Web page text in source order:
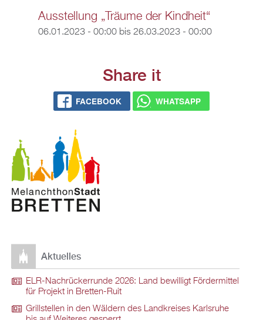
Ausstellung „Träume der Kindheit“
06.01.2023 - 00:00bis 26.03.2023 - 00:00
Share it
FACEBOOK WHATSAPP
Aktuelles
ELR-Nachrückerrunde 2026: Land bewilligt Fördermittel
für Projekt in Bretten-Ruit
Grillstellen in den Wäldern des Landkreises Karlsruhe